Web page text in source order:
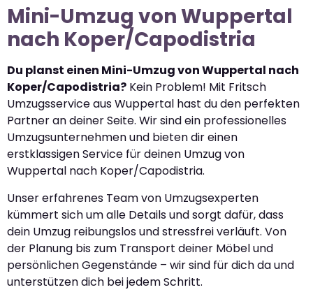
Mini-Umzug von Wuppertal
nach Koper/Capodistria
Du planst einen Mini-Umzug von Wuppertal nach
Koper/Capodistria? Kein Problem! Mit Fritsch
Umzugsservice aus Wuppertal hast du den perfekten
Partner an deiner Seite. Wir sind ein professionelles
Umzugsunternehmen und bieten dir einen
erstklassigen Service für deinen Umzug von
Wuppertal nach Koper/Capodistria.
Unser erfahrenes Team von Umzugsexperten
kümmert sich um alle Details und sorgt dafür, dass
dein Umzug reibungslos und stressfrei verläuft. Von
der Planung bis zum Transport deiner Möbel und
persönlichen Gegenstände – wir sind für dich da und
unterstützen dich bei jedem Schritt.